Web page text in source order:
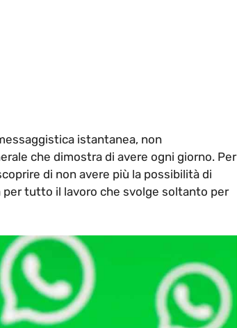
istantanea, non
che dimostra di avere ogni giorno. Per
di non avere più la possibilità di
tutto il lavoro che svolge soltanto per